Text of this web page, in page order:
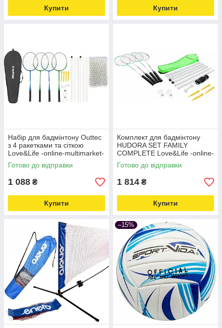
Купити Купити
Набір для бадмінтону Outtec
з 4 ракетками та сіткою
Love&Life -online-multimarket-
Готово до відправки
1 088 ₴
Купити
Комплект для бадмінтону
HUDORA SET FAMILY
COMPLETE Love&Life -online-
multimarket-
Готово до відправки
1 814 ₴
Купити
–15%